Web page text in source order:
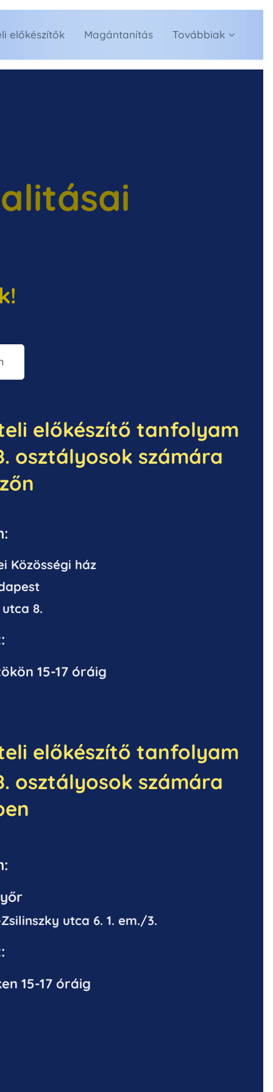
előkészítők Magántanítás Továbbiak
előkészítő tanfolyam
osztályosok számára
Közösségi ház
8.
15-17 óráig
előkészítő tanfolyam
osztályosok számára
utca 6. 1. em./3.
15-17 óráig